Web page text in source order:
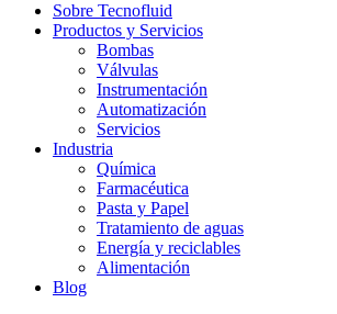
Sobre Tecnofluid
Productos y Servicios
Bombas
Válvulas
Instrumentación
Automatización
Servicios
Industria
Química
Farmacéutica
Pasta y Papel
Tratamiento de aguas
Energía y reciclables
Alimentación
Blog